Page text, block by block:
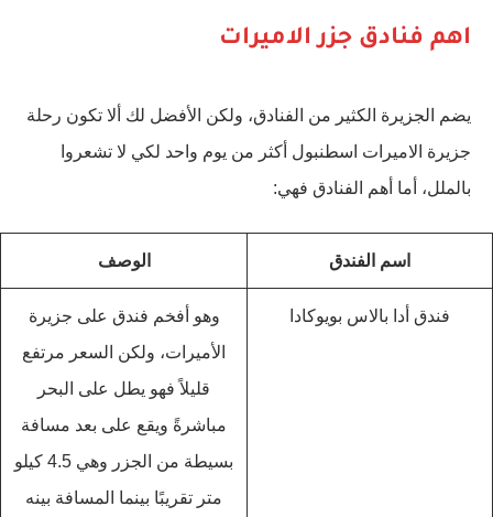
اهم فنادق جزر الاميرات
يضم الجزيرة الكثير من الفنادق، ولكن الأفضل لك ألا تكون رحلة
جزيرة الاميرات اسطنبول أكثر من يوم واحد لكي لا تشعروا
بالملل، أما أهم الفنادق فهي:
اسم الفندق الوصف
فندق أدا بالاس بويوكادا
وهو أفخم فندق على جزيرة
الأميرات، ولكن السعر مرتفع
قليلاً فهو يطل على البحر
مباشرةً ويقع على بعد مسافة
بسيطة من الجزر وهي 4.5 كيلو
متر تقريبًا بينما المسافة بينه